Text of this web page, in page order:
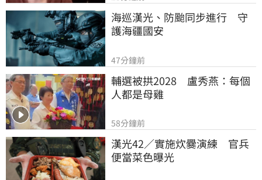
海巡漢光、防颱同步進行　守
護海疆國安
47分鐘前
輔選被拱2028　盧秀燕：每個
人都是母雞
58分鐘前
漢光42／實施炊爨演練　官兵
便當菜色曝光